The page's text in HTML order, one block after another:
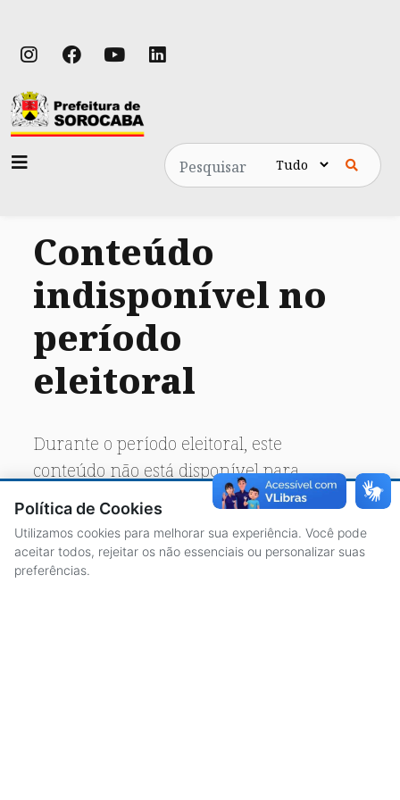
Pesquisa
Conteúdo
indisponível no
período
eleitoral
Durante o período eleitoral, este
conteúdo não está disponível para
acesso público.
Política de Cookies
Utilizamos cookies para melhorar sua experiência. Você pode
aceitar todos, rejeitar os não essenciais ou personalizar suas
preferências.